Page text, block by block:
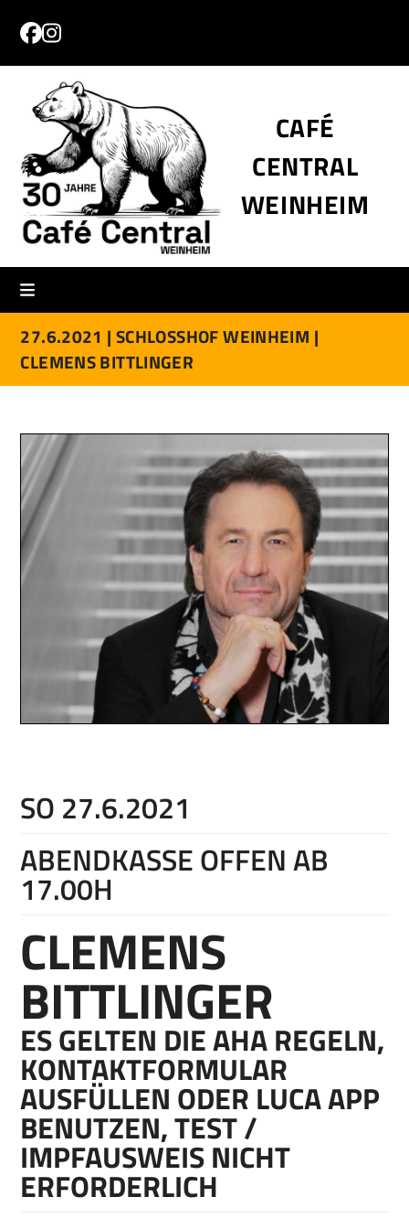
content
Facebook
Instagram
CAFÉ
CENTRAL
WEINHEIM
27.6.2021 | SCHLOSSHOF WEINHEIM |
CLEMENS BITTLINGER
SO 27.6.2021
ABENDKASSE OFFEN AB
17.00H
CLEMENS
BITTLINGER
ES GELTEN DIE AHA REGELN,
KONTAKTFORMULAR
AUSFÜLLEN ODER LUCA APP
BENUTZEN, TEST /
IMPFAUSWEIS NICHT
ERFORDERLICH